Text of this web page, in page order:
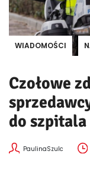
WIADOMOŚCI
Czołowe
do szpitala
PaulinaSzulc